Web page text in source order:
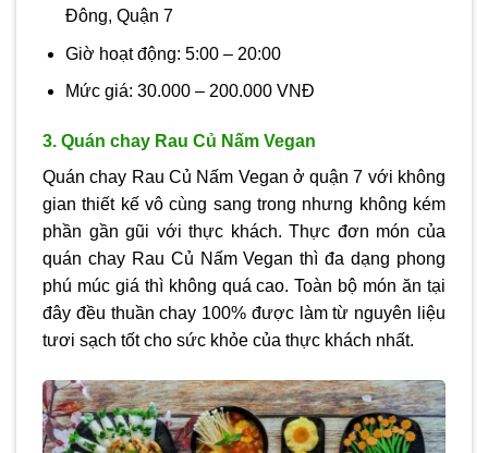
Đông, Quận 7
Giờ hoạt động: 5:00 – 20:00
Mức giá: 30.000 – 200.000 VNĐ
3. Quán chay Rau Củ Nấm Vegan
Quán chay Rau Củ Nấm Vegan ở quận 7 với không
gian thiết kế vô cùng sang trong nhưng không kém
phần gần gũi với thực khách. Thực đơn món của
quán chay Rau Củ Nấm Vegan thì đa dạng phong
phú múc giá thì không quá cao. Toàn bộ món ăn tại
đây đều thuần chay 100% được làm từ nguyên liệu
tươi sạch tốt cho sức khỏe của thực khách nhất.